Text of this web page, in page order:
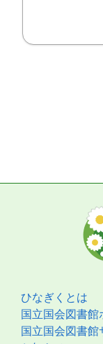
ひなぎくとは
国立国会図書館
国立国会図書館